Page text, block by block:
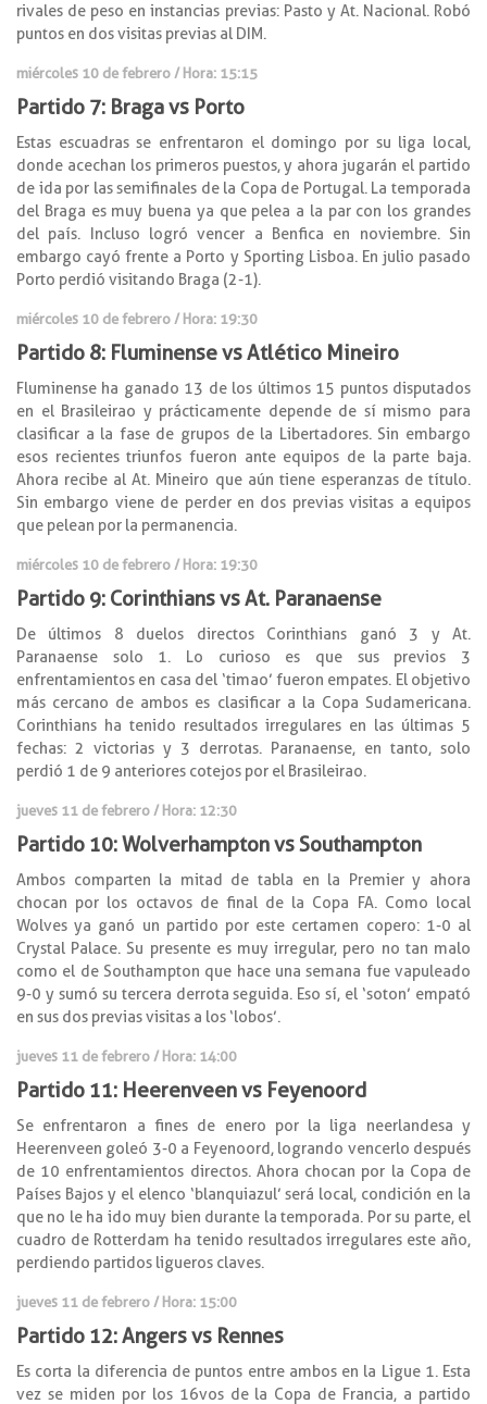
rivales de peso en instancias previas: Pasto y At. Nacional. Robó
puntos en dos visitas previas al DIM.
miércoles 10 de febrero / Hora: 15:15
Partido 7: Braga vs Porto
Estas escuadras se enfrentaron el domingo por su liga local,
donde acechan los primeros puestos, y ahora jugarán el partido
de ida por las semifinales de la Copa de Portugal. La temporada
del Braga es muy buena ya que pelea a la par con los grandes
del país. Incluso logró vencer a Benfica en noviembre. Sin
embargo cayó frente a Porto y Sporting Lisboa. En julio pasado
Porto perdió visitando Braga (2-1).
miércoles 10 de febrero / Hora: 19:30
Partido 8: Fluminense vs Atlético Mineiro
Fluminense ha ganado 13 de los últimos 15 puntos disputados
en el Brasileirao y prácticamente depende de sí mismo para
clasificar a la fase de grupos de la Libertadores. Sin embargo
esos recientes triunfos fueron ante equipos de la parte baja.
Ahora recibe al At. Mineiro que aún tiene esperanzas de título.
Sin embargo viene de perder en dos previas visitas a equipos
que pelean por la permanencia.
miércoles 10 de febrero / Hora: 19:30
Partido 9: Corinthians vs At. Paranaense
De últimos 8 duelos directos Corinthians ganó 3 y At.
Paranaense solo 1. Lo curioso es que sus previos 3
enfrentamientos en casa del ‘timao’ fueron empates. El objetivo
más cercano de ambos es clasificar a la Copa Sudamericana.
Corinthians ha tenido resultados irregulares en las últimas 5
fechas: 2 victorias y 3 derrotas. Paranaense, en tanto, solo
perdió 1 de 9 anteriores cotejos por el Brasileirao.
jueves 11 de febrero / Hora: 12:30
Partido 10: Wolverhampton vs Southampton
Ambos comparten la mitad de tabla en la Premier y ahora
chocan por los octavos de final de la Copa FA. Como local
Wolves ya ganó un partido por este certamen copero: 1-0 al
Crystal Palace. Su presente es muy irregular, pero no tan malo
como el de Southampton que hace una semana fue vapuleado
9-0 y sumó su tercera derrota seguida. Eso sí, el ‘soton’ empató
en sus dos previas visitas a los ‘lobos’.
jueves 11 de febrero / Hora: 14:00
Partido 11: Heerenveen vs Feyenoord
Se enfrentaron a fines de enero por la liga neerlandesa y
Heerenveen goleó 3-0 a Feyenoord, logrando vencerlo después
de 10 enfrentamientos directos. Ahora chocan por la Copa de
Países Bajos y el elenco ‘blanquiazul’ será local, condición en la
que no le ha ido muy bien durante la temporada. Por su parte, el
cuadro de Rotterdam ha tenido resultados irregulares este año,
perdiendo partidos ligueros claves.
jueves 11 de febrero / Hora: 15:00
Partido 12: Angers vs Rennes
Es corta la diferencia de puntos entre ambos en la Ligue 1. Esta
vez se miden por los 16vos de la Copa de Francia, a partido